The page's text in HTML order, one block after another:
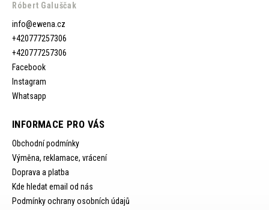
Róbert Galuščak
info@ewena.cz
+420777257306
+420777257306
Facebook
Instagram
Whatsapp
INFORMACE PRO VÁS
Obchodní podmínky
Výměna, reklamace, vrácení
Doprava a platba
Kde hledat email od nás
Podmínky ochrany osobních údajů